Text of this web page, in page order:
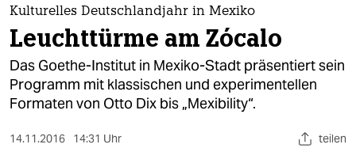
themen
politik
öko
Kulturelles Deutschlandjahr in Mexiko
Leuchttürme am Zócalo
Das Goethe-Institut in Mexiko-Stadt präsentiert sein
Programm mit klassischen und experimentellen
Formaten von Otto Dix bis „Mexibility“.
14.11.2016 14:31 Uhr teilen